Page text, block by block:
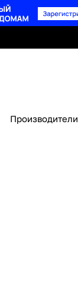
Производители